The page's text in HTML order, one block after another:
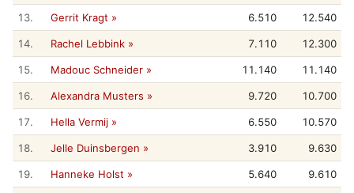
13. Gerrit Kragt » 6.510 12.540
14. Rachel Lebbink » 7.110 12.300
15. Madouc Schneider » 11.140 11.140
16. Alexandra Musters » 9.720 10.700
17. Hella Vermij » 6.550 10.570
18. Jelle Duinsbergen » 3.910 9.630
19. Hanneke Holst » 5.640 9.610